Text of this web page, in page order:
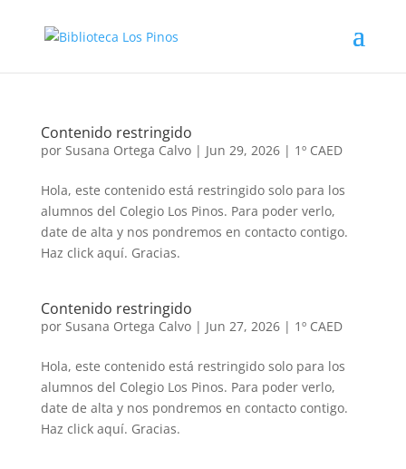
Contenido restringido
por Susana Ortega Calvo| Jun 29, 2026| 1º CAED
Hola, este contenido está restringido solo para los
alumnos del Colegio Los Pinos. Para poder verlo,
date de alta y nos pondremos en contacto contigo.
Haz click aquí. Gracias.
Contenido restringido
por Susana Ortega Calvo| Jun 27, 2026| 1º CAED
Hola, este contenido está restringido solo para los
alumnos del Colegio Los Pinos. Para poder verlo,
date de alta y nos pondremos en contacto contigo.
Haz click aquí. Gracias.